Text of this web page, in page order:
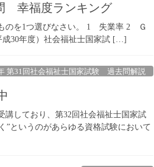
幸福度ランキング
のを1つ選びなさい。 1 失業率 2 Ｇ
30年度）社会福祉士国家試 […]
第31回社会福祉士国家試験 過去問解説
講しており、第32回社会福祉士国家試
”というのがあらゆる資格試験において